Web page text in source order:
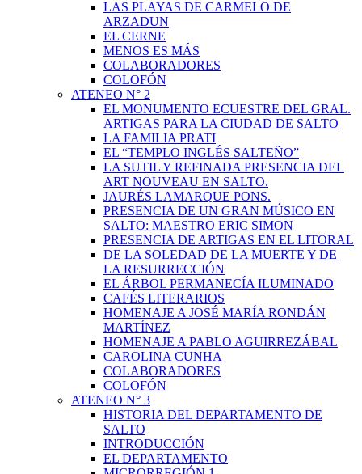
LAS PLAYAS DE CARMELO DE
ARZADUN
EL CERNE
MENOS ES MÁS
COLABORADORES
COLOFÓN
ATENEO N° 2
EL MONUMENTO ECUESTRE DEL GRAL.
ARTIGAS PARA LA CIUDAD DE SALTO
LA FAMILIA PRATI
EL “TEMPLO INGLÉS SALTEÑO”
LA SUTIL Y REFINADA PRESENCIA DEL
ART NOUVEAU EN SALTO.
JAURÉS LAMARQUE PONS.
PRESENCIA DE UN GRAN MÚSICO EN
SALTO: MAESTRO ERIC SIMON
PRESENCIA DE ARTIGAS EN EL LITORAL
DE LA SOLEDAD DE LA MUERTE Y DE
LA RESURRECCIÓN
EL ÁRBOL PERMANECÍA ILUMINADO
CAFÉS LITERARIOS
HOMENAJE A JOSÉ MARÍA RONDÁN
MARTÍNEZ
HOMENAJE A PABLO AGUIRREZÁBAL
CAROLINA CUNHA
COLABORADORES
COLOFÓN
ATENEO N° 3
HISTORIA DEL DEPARTAMENTO DE
SALTO
INTRODUCCIÓN
EL DEPARTAMENTO